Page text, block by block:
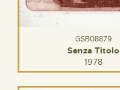
GSB08879
Senza Titolo
1978